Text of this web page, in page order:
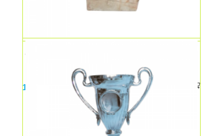
Cupa mica – bronz
18,00